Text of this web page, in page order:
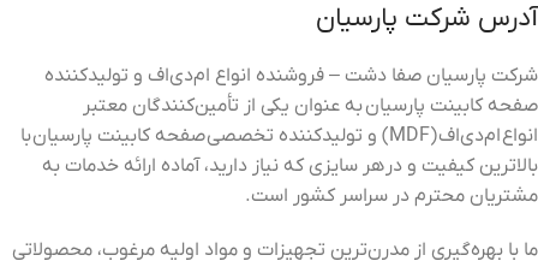
آدرس شرکت پارسیان
شرکت پارسیان صفا دشت – فروشنده انواع ام‌دی‌اف و تولیدکننده
صفحه کابینت پارسیانبه عنوان یکی از تأمین‌کنندگان معتبر
انواعام‌دی‌اف(MDF) و تولیدکننده تخصصی صفحه کابینت پارسیانبا
بالاترین کیفیت و در هر سایزی که نیاز دارید، آماده ارائه خدمات به
مشتریان محترم در سراسر کشور است.
ما با بهره‌گیری از مدرن‌ترین تجهیزات و مواد اولیه مرغوب، محصولاتی